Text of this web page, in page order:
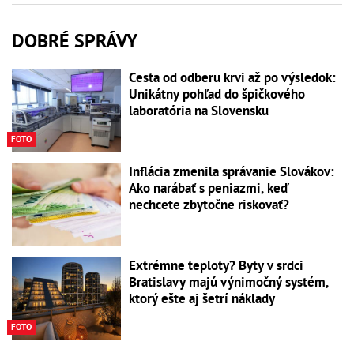
DOBRÉ SPRÁVY
FOTO
Cesta od odberu krvi až po výsledok:
Unikátny pohľad do špičkového
laboratória na Slovensku
Inflácia zmenila správanie Slovákov:
Ako narábať s peniazmi, keď
nechcete zbytočne riskovať?
FOTO
Extrémne teploty? Byty v srdci
Bratislavy majú výnimočný systém,
ktorý ešte aj šetrí náklady